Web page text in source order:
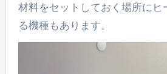
材料をセットしておく場所にヒ
る機種もあります。